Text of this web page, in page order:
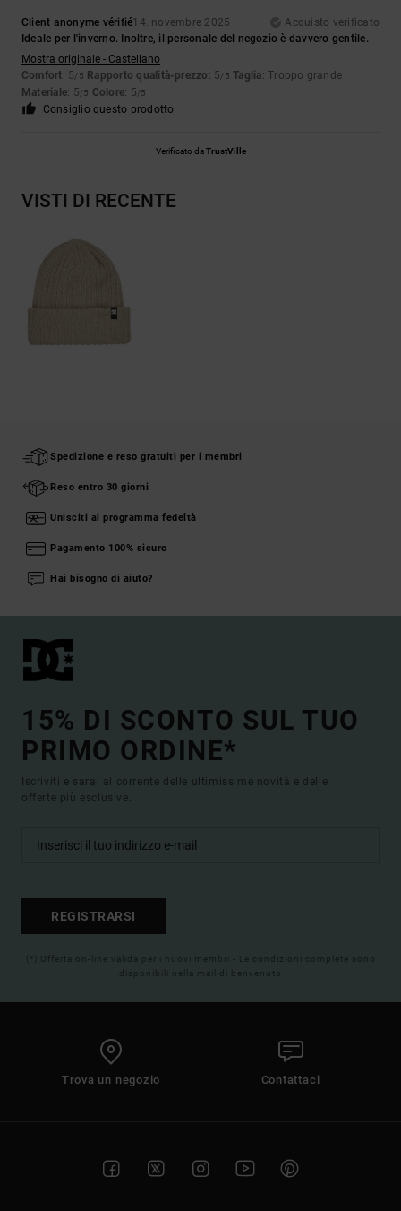
Client anonyme vérifié14. novembre 2025
Acquisto verificato
Ideale per l'inverno. Inoltre, il personale del negozio è davvero gentile.
Mostra originale - Castellano
Comfort: 5/5 Rapporto qualità-prezzo : 5/5 Taglia: Troppo grande
Materiale: 5/5 Colore: 5/5
Consiglio questo prodotto
Verificato daTrustVille
VISTI DI RECENTE
Spedizione e reso gratuiti per i membri
Reso entro 30 giorni
Unisciti al programma fedeltà
Pagamento 100% sicuro
Hai bisogno di aiuto?
15% DI SCONTO SUL TUO
PRIMO ORDINE*
Iscriviti e sarai al corrente delle ultimissime novità e delle
offerte più esclusive.
REGISTRARSI
(*) Offerta on-line valida per i nuovi membri - Le condizioni complete sono
disponibili nella mail di benvenuto
Trova un negozio Contattaci